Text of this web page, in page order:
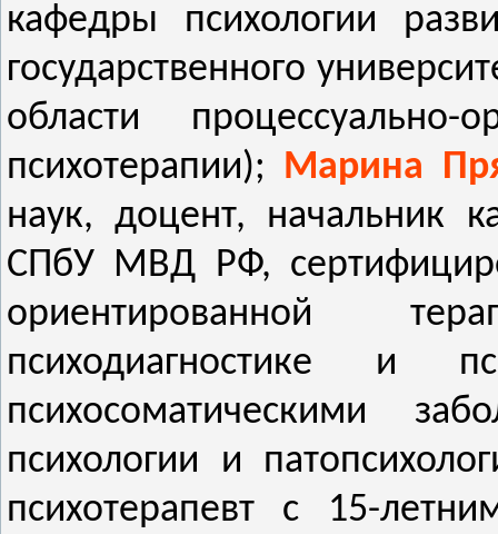
кафедры психологии
государственного
области процессуально-
психотерапии); Марина
наук, доцент, начальник
СПбУ МВД РФ,
ориентированной
психодиагностике и
психосоматическими
психологии и
психотерапевт с 15-